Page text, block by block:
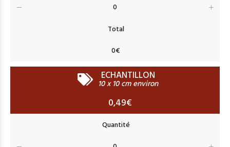
ECHANTILLON
10 x 10 cm environ
0,49€